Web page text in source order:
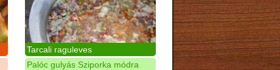
Tarcali raguleves
Palóc gulyás Sziporka módra